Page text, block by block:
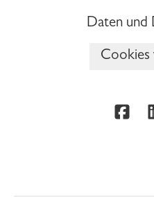
Daten und
Cookies